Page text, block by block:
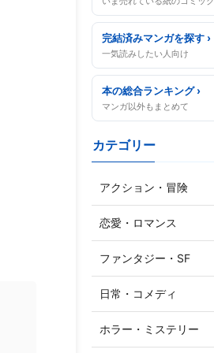
完結済みマンガを探す ›
一気読みしたい人向け
本の総合ランキング ›
マンガ以外もまとめて
カテゴリー
アクション・冒険
恋愛・ロマンス
ファンタジー・SF
日常・コメディ
ホラー・ミステリー